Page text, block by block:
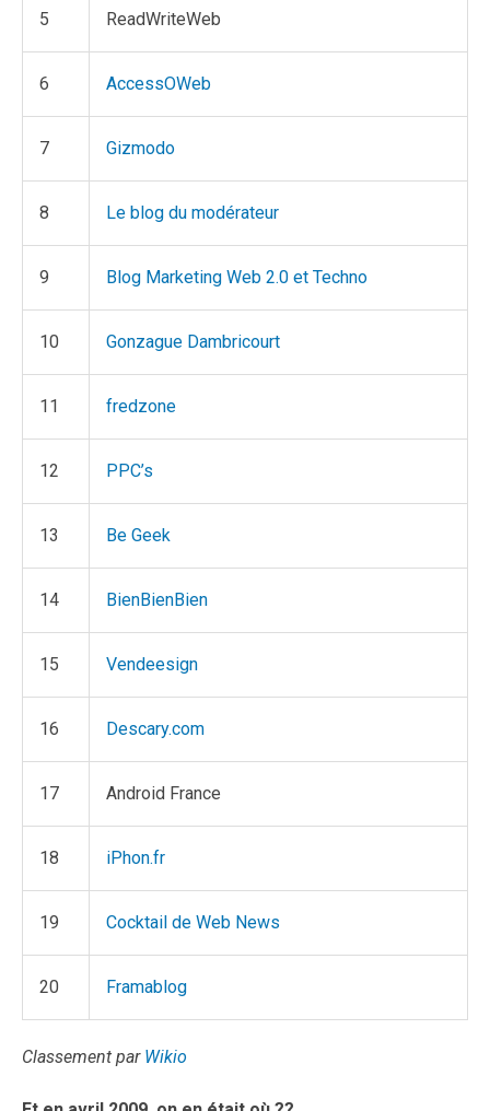
5 ReadWriteWeb
6 AccessOWeb
7 Gizmodo
8 Le blog du modérateur
9 Blog Marketing Web 2.0 et Techno
10 Gonzague Dambricourt
11 fredzone
12 PPC’s
13 Be Geek
14 BienBienBien
15 Vendeesign
16 Descary.com
17 Android France
18 iPhon.fr
19 Cocktail de Web News
20 Framablog
Classement par Wikio